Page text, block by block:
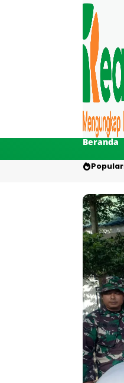
Beranda
Popular